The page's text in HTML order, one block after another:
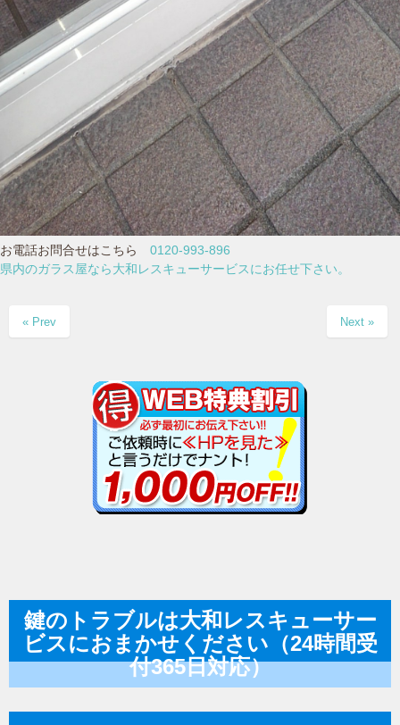
お電話お問合せはこちら 0120-993-896
県内のガラス屋なら大和レスキューサービスにお任せ下さい。
« Prev Next »
鍵のトラブルは大和レスキューサー
ビスにおまかせください（24時間受
付365日対応）